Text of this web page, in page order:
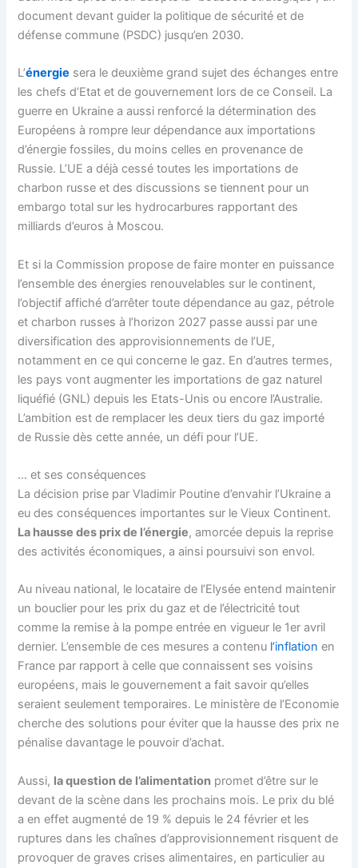
document devant guider la politique de sécurité et de
défense commune (PSDC) jusqu’en 2030.
L’énergie sera le deuxième grand sujet des échanges entre
les chefs d’Etat et de gouvernement lors de ce Conseil. La
guerre en Ukraine a aussi renforcé la détermination des
Européens à rompre leur dépendance aux importations
d’énergie fossiles, du moins celles en provenance de
Russie. L’UE a déjà cessé toutes les importations de
charbon russe et des discussions se tiennent pour un
embargo total sur les hydrocarbures rapportant des
milliards d’euros à Moscou.
Et si la Commission propose de faire monter en puissance
l’ensemble des énergies renouvelables sur le continent,
l’objectif affiché d’arrêter toute dépendance au gaz, pétrole
et charbon russes à l’horizon 2027 passe aussi par une
diversification des approvisionnements de l’UE,
notamment en ce qui concerne le gaz. En d’autres termes,
les pays vont augmenter les importations de gaz naturel
liquéfié (GNL) depuis les Etats-Unis ou encore l’Australie.
L’ambition est de remplacer les deux tiers du gaz importé
de Russie dès cette année, un défi pour l’UE.
… et ses conséquences
La décision prise par Vladimir Poutine d’envahir l’Ukraine a
eu des conséquences importantes sur le Vieux Continent.
La hausse des prix de l’énergie, amorcée depuis la reprise
des activités économiques, a ainsi poursuivi son envol.
Au niveau national, le locataire de l’Elysée entend maintenir
un bouclier pour les prix du gaz et de l’électricité tout
comme la remise à la pompe entrée en vigueur le 1er avril
dernier. L’ensemble de ces mesures a contenu l’inflation en
France par rapport à celle que connaissent ses voisins
européens, mais le gouvernement a fait savoir qu’elles
seraient seulement temporaires. Le ministère de l’Economie
cherche des solutions pour éviter que la hausse des prix ne
pénalise davantage le pouvoir d’achat.
Aussi, la question de l’alimentation promet d’être sur le
devant de la scène dans les prochains mois. Le prix du blé
a en effet augmenté de 19 % depuis le 24 février et les
ruptures dans les chaînes d’approvisionnement risquent de
provoquer de graves crises alimentaires, en particulier au